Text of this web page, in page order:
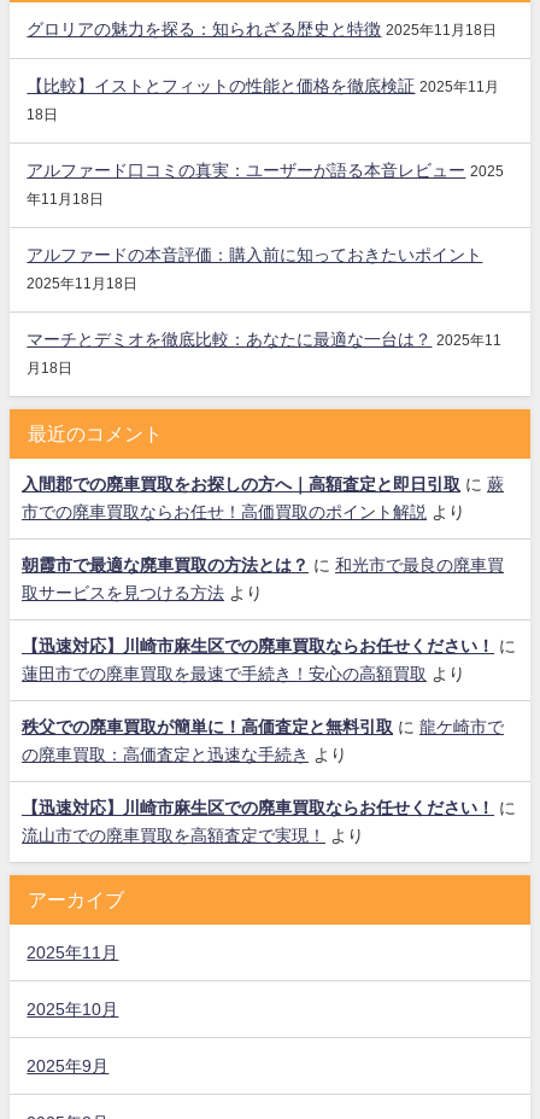
グロリアの魅力を探る：知られざる歴史と特徴 2025年11月18日
【比較】イストとフィットの性能と価格を徹底検証 2025年11月
18日
アルファード口コミの真実：ユーザーが語る本音レビュー 2025
年11月18日
アルファードの本音評価：購入前に知っておきたいポイント
2025年11月18日
マーチとデミオを徹底比較：あなたに最適な一台は？
2025年11
月18日
最近のコメント
入間郡での廃車買取をお探しの方へ｜高額査定と即日引取 に 蕨
市での廃車買取ならお任せ！高価買取のポイント解説 より
朝霞市で最適な廃車買取の方法とは？ に 和光市で最良の廃車買
取サービスを見つける方法 より
【迅速対応】川崎市麻生区での廃車買取ならお任せください！
に
蓮田市での廃車買取を最速で手続き！安心の高額買取 より
秩父での廃車買取が簡単に！高価査定と無料引取 に 龍ケ崎市で
の廃車買取：高価査定と迅速な手続き
より
【迅速対応】川崎市麻生区での廃車買取ならお任せください！
に
流山市での廃車買取を高額査定で実現！
より
アーカイブ
2025年11月
2025年10月
2025年9月